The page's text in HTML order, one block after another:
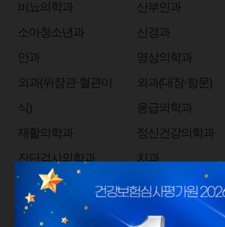
비뇨의학과
산부인과
소아청소년과
신경과
안과
영상의학과
외과(위장관·혈관이
식)
외과(대장·항문)
응급의학과
재활의학과
정신건강의학과
진단검사의학과
치과
핵의학과
심장혈관흉부외과